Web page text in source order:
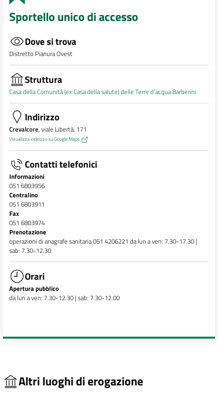
Sportello unico di accesso
Dove si trova
Distretto Pianura Ovest
Struttura
Casa della Comunità (ex Casa della salute) delle Terre d'acqua Barberini
Indirizzo
Crevalcore, viale Libertà, 171
Visualizza indirizzo su Google Maps
Contatti telefonici
Informazioni
051 6803956
Centralino
051 6803911
Fax
051 6803974
Prenotazione
operazioni di anagrafe sanitaria 051 4206221 da lun a ven: 7.30-17.30 |
sab: 7.30-12.30
Orari
Apertura pubblico
da lun a ven: 7.30-12.30 | sab: 7.30-12.00
Altri luoghi di erogazione